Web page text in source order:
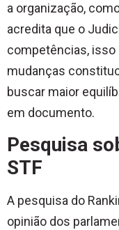
a organização,
acredita que o
competências, isso
mudanças
buscar maior
em documento.
Pesquisa
STF
A pesquisa do
opinião dos